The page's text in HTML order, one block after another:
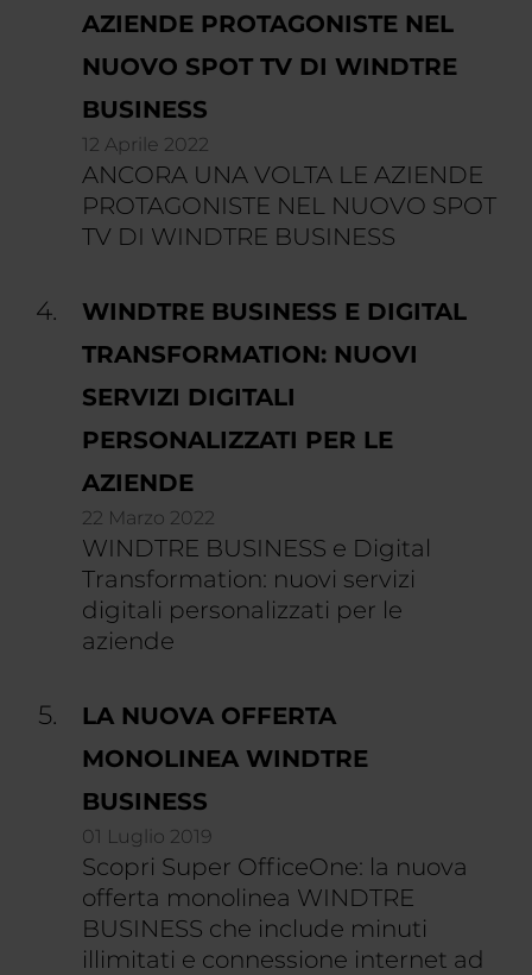
AZIENDE PROTAGONISTE NEL
NUOVO SPOT TV DI WINDTRE
BUSINESS
12 Aprile 2022
ANCORA UNA VOLTA LE AZIENDE
PROTAGONISTE NEL NUOVO SPOT
TV DI WINDTRE BUSINESS
WINDTRE BUSINESS E DIGITAL
TRANSFORMATION: NUOVI
SERVIZI DIGITALI
PERSONALIZZATI PER LE
AZIENDE
22 Marzo 2022
WINDTRE BUSINESS e Digital
Transformation: nuovi servizi
digitali personalizzati per le
aziende
LA NUOVA OFFERTA
MONOLINEA WINDTRE
BUSINESS
01 Luglio 2019
Scopri Super OfficeOne: la nuova
offerta monolinea WINDTRE
BUSINESS che include minuti
illimitati e connessione internet ad